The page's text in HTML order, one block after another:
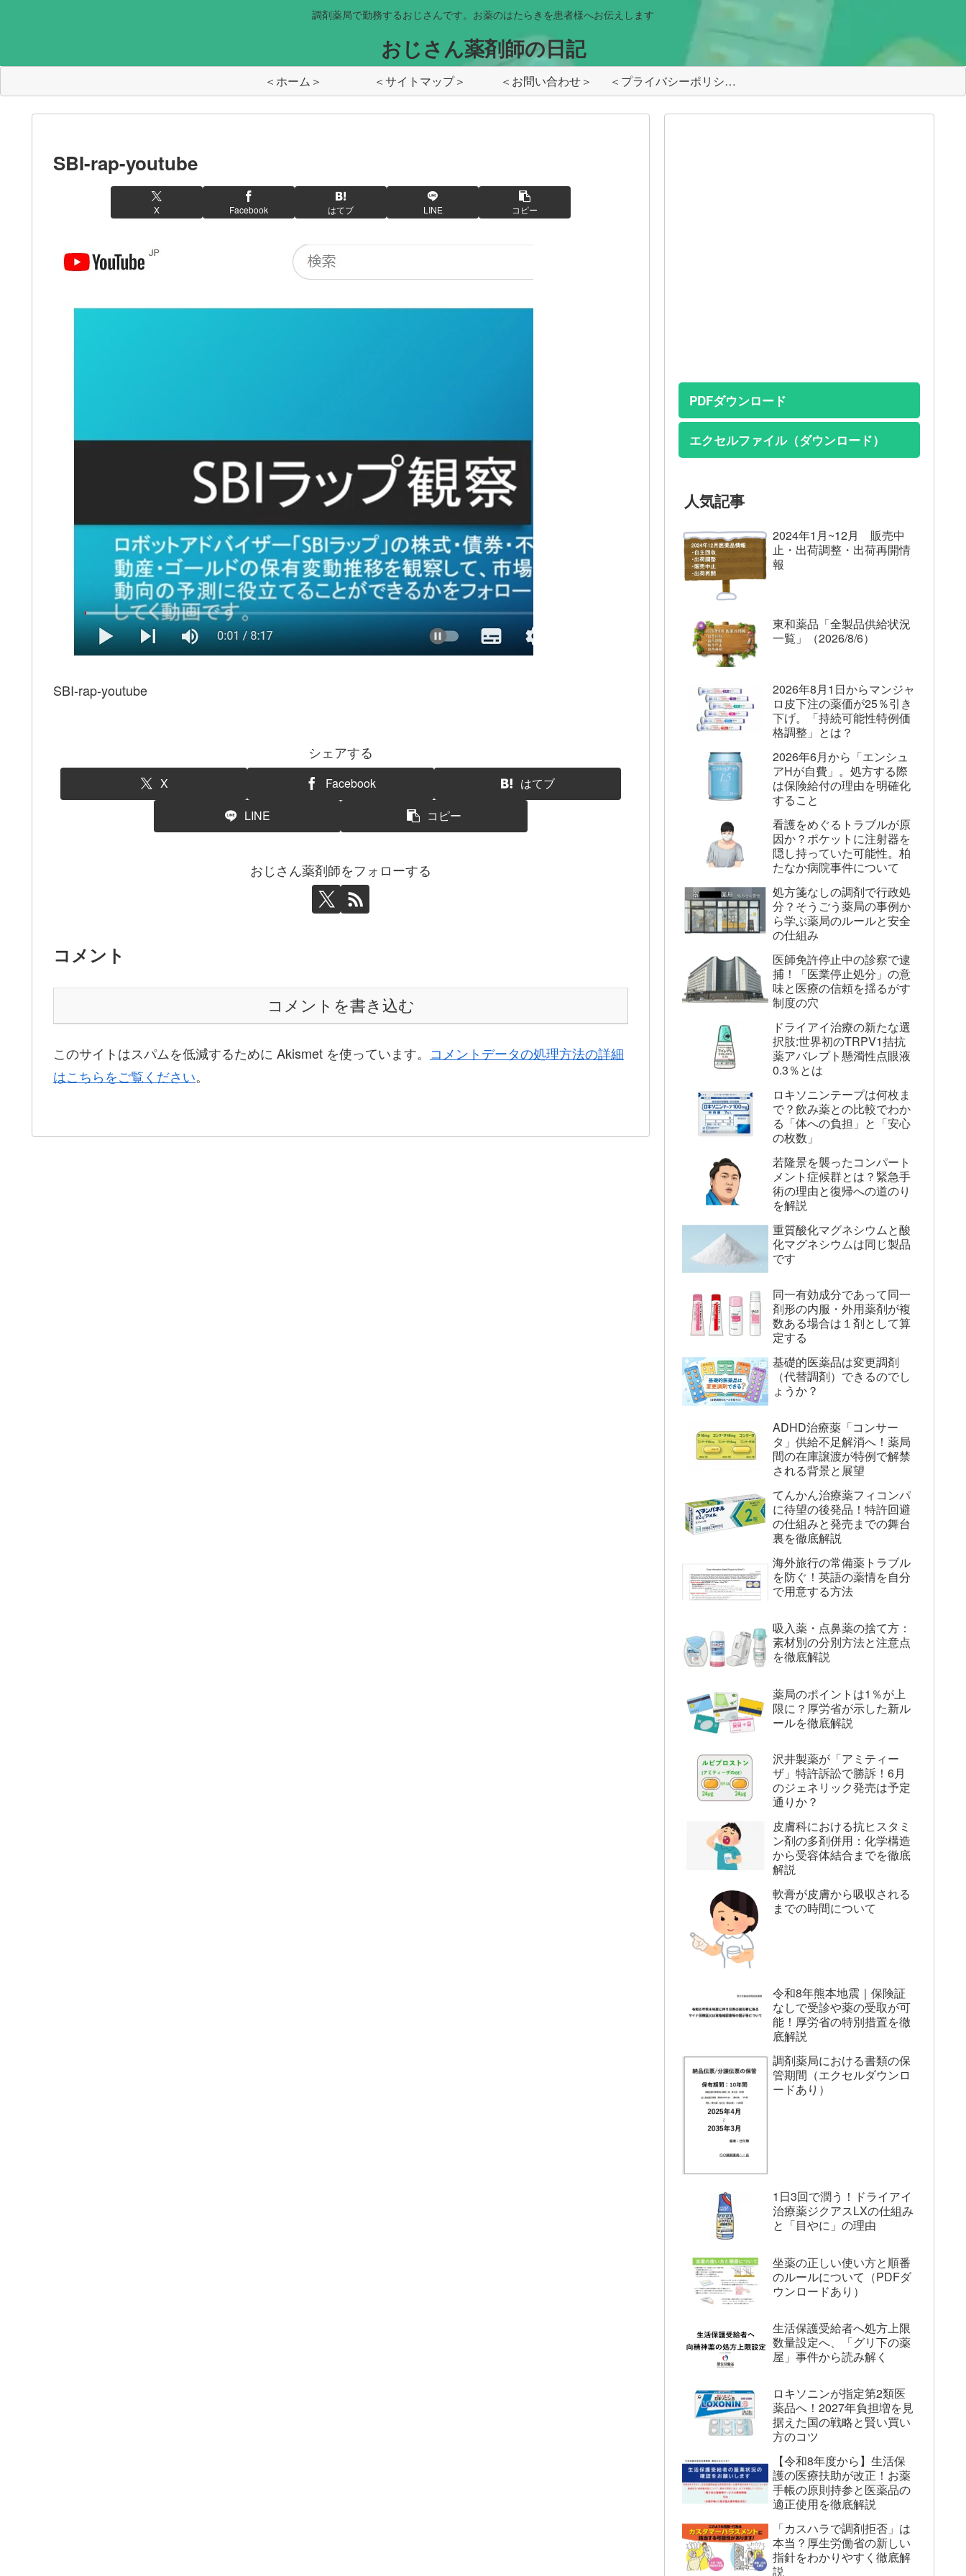
調剤薬局で勤務するおじさんです。お薬のはたらきを患者様へお伝えします
おじさん薬剤師の日記
＜ホーム＞ ＜サイトマップ＞ ＜お問い合わせ＞ ＜プライバシーポリシー＞
SBI-rap-youtube
X Facebook はてブ LINE コピー
SBI-rap-youtube
シェアする
X Facebook
はてブ
LINE
コピー
おじさん薬剤師をフォローする
コメント
コメントを書き込む
このサイトはスパムを低減するために Akismet を使っています。 コメントデータの処理方法の詳細
はこちらをご覧ください。
PDFダウンロード
エクセルファイル（ダウンロード）
人気記事
2024年1月~12月 販売中
止・出荷調整・出荷再開情
報
東和薬品「全製品供給状況
一覧」（2026/8/6）
2026年8月1日からマンジャ
ロ皮下注の薬価が25％引き
下げ。「持続可能性特例価
格調整」とは？
2026年6月から「エンシュ
アHが自費」。処方する際
は保険給付の理由を明確化
すること
看護をめぐるトラブルが原
因か？ポケットに注射器を
隠し持っていた可能性。柏
たなか病院事件について
処方箋なしの調剤で行政処
分？そうごう薬局の事例か
ら学ぶ薬局のルールと安全
の仕組み
医師免許停止中の診察で逮
捕！「医業停止処分」の意
味と医療の信頼を揺るがす
制度の穴
ドライアイ治療の新たな選
択肢:世界初のTRPV1拮抗
薬アバレプト懸濁性点眼液
0.3％とは
ロキソニンテープは何枚ま
で？飲み薬との比較でわか
る「体への負担」と「安心
の枚数」
若隆景を襲ったコンパート
メント症候群とは？緊急手
術の理由と復帰への道のり
を解説
重質酸化マグネシウムと酸
化マグネシウムは同じ製品
です
同一有効成分であって同一
剤形の内服・外用薬剤が複
数ある場合は１剤として算
定する
基礎的医薬品は変更調剤
（代替調剤）できるのでし
ょうか？
ADHD治療薬「コンサー
タ」供給不足解消へ！薬局
間の在庫譲渡が特例で解禁
される背景と展望
てんかん治療薬フィコンパ
に待望の後発品！特許回避
の仕組みと発売までの舞台
裏を徹底解説
海外旅行の常備薬トラブル
を防ぐ！英語の薬情を自分
で用意する方法
吸入薬・点鼻薬の捨て方：
素材別の分別方法と注意点
を徹底解説
薬局のポイントは1％が上
限に？厚労省が示した新ル
ールを徹底解説
沢井製薬が「アミティー
ザ」特許訴訟で勝訴！6月
のジェネリック発売は予定
通りか？
皮膚科における抗ヒスタミ
ン剤の多剤併用：化学構造
から受容体結合までを徹底
解説
軟膏が皮膚から吸収される
までの時間について
令和8年熊本地震｜保険証
なしで受診や薬の受取が可
能！厚労省の特別措置を徹
底解説
調剤薬局における書類の保
管期間（エクセルダウンロ
ードあり）
1日3回で潤う！ドライアイ
治療薬ジクアスLXの仕組み
と「目やに」の理由
坐薬の正しい使い方と順番
のルールについて（PDFダ
ウンロードあり）
生活保護受給者へ処方上限
数量設定へ、「グリ下の薬
屋」事件から読み解く
ロキソニンが指定第2類医
薬品へ！2027年負担増を見
据えた国の戦略と賢い買い
方のコツ
【令和8年度から】生活保
護の医療扶助が改正！お薬
手帳の原則持参と医薬品の
適正使用を徹底解説
「カスハラで調剤拒否」は
本当？厚生労働省の新しい
指針をわかりやすく徹底解
説